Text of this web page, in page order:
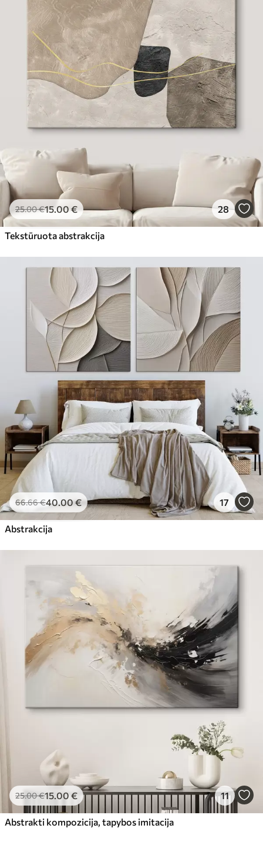
25.00€15.00€ 28
Tekstūruota abstrakcija
66.66€40.00€ 17
Abstrakcija
25.00€15.00 € 11
Abstrakti kompozicija, tapybos imitacija